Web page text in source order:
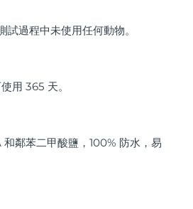
試過程中未使用任何動物。
用 365 天。
鄰苯二甲酸鹽，100% 防水，易